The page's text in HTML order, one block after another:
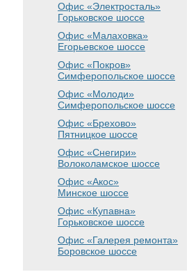
Офис «Электросталь»
Горьковское шоссе
Офис «Малаховка»
Егорьевское шоссе
Офис «Покров»
Симферопольское шоссе
Офис «Молоди»
Симферопольское шоссе
Офис «Брехово»
Пятницкое шоссе
Офис «Снегири»
Волоколамское шоссе
Офис «Акос»
Минское шоссе
Офис «Купавна»
Горьковское шоссе
Офис «Галерея ремонта»
Боровское шоссе